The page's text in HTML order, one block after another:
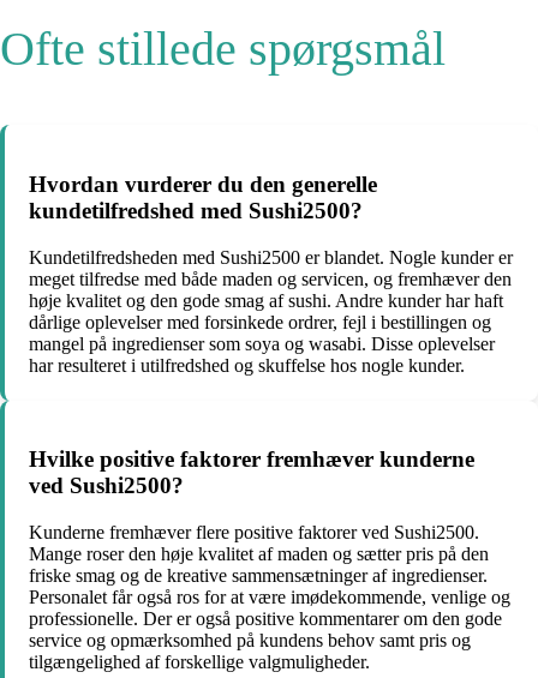
Ofte stillede spørgsmål
Hvordan vurderer du den generelle
kundetilfredshed med Sushi2500?
Kundetilfredsheden med Sushi2500 er blandet. Nogle kunder er
meget tilfredse med både maden og servicen, og fremhæver den
høje kvalitet og den gode smag af sushi. Andre kunder har haft
dårlige oplevelser med forsinkede ordrer, fejl i bestillingen og
mangel på ingredienser som soya og wasabi. Disse oplevelser
har resulteret i utilfredshed og skuffelse hos nogle kunder.
Hvilke positive faktorer fremhæver kunderne
ved Sushi2500?
Kunderne fremhæver flere positive faktorer ved Sushi2500.
Mange roser den høje kvalitet af maden og sætter pris på den
friske smag og de kreative sammensætninger af ingredienser.
Personalet får også ros for at være imødekommende, venlige og
professionelle. Der er også positive kommentarer om den gode
service og opmærksomhed på kundens behov samt pris og
tilgængelighed af forskellige valgmuligheder.